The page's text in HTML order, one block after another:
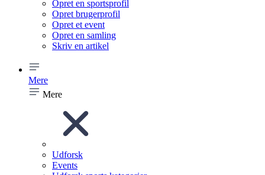
Opret en sportsprofil
Opret brugerprofil
Opret et event
Opret en samling
Skriv en artikel
Mere
Mere
Udforsk
Events